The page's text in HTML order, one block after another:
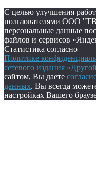
С целью улучшения
пользователями ООО
персональные данные
файлов и сервисов
Статистика согласно
Политике
сетевого издания
сайтом, Вы даете
данных. Вы всегда
настройках Вашего